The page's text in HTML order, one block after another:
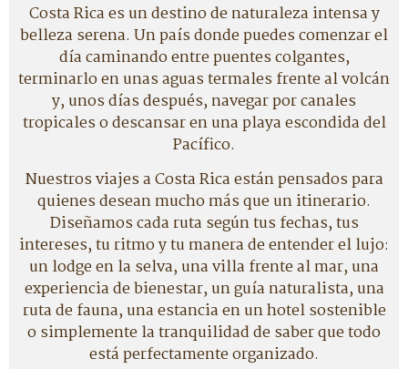
Costa Rica es un destino de naturaleza intensa y
belleza serena. Un país donde puedes comenzar el
día caminando entre puentes colgantes,
terminarlo en unas aguas termales frente al volcán
y, unos días después, navegar por canales
tropicales o descansar en una playa escondida del
Pacífico.
Nuestros viajes a Costa Rica están pensados para
quienes desean mucho más que un itinerario.
Diseñamos cada ruta según tus fechas, tus
intereses, tu ritmo y tu manera de entender el lujo:
un lodge en la selva, una villa frente al mar, una
experiencia de bienestar, un guía naturalista, una
ruta de fauna, una estancia en un hotel sostenible
o simplemente la tranquilidad de saber que todo
está perfectamente organizado.